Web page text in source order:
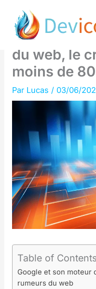
contenu
AI
du web, le
moins de
Par Lucas / 03/06/
Table of
Google et son moteur
rumeurs du web